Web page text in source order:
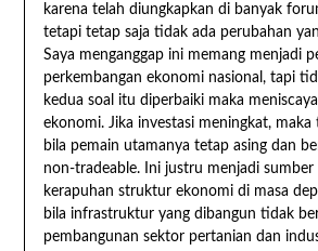
karena telah diungkapkan di banyak
tetapi tetap saja tidak ada perubahan
Saya menganggap ini memang menjadi
perkembangan ekonomi nasional, tapi
kedua soal itu diperbaiki maka
ekonomi. Jika investasi meningkat,
bila pemain utamanya tetap asing dan
non-tradeable. Ini justru menjadi
kerapuhan struktur ekonomi di masa
bila infrastruktur yang dibangun tidak
pembangunan sektor pertanian dan